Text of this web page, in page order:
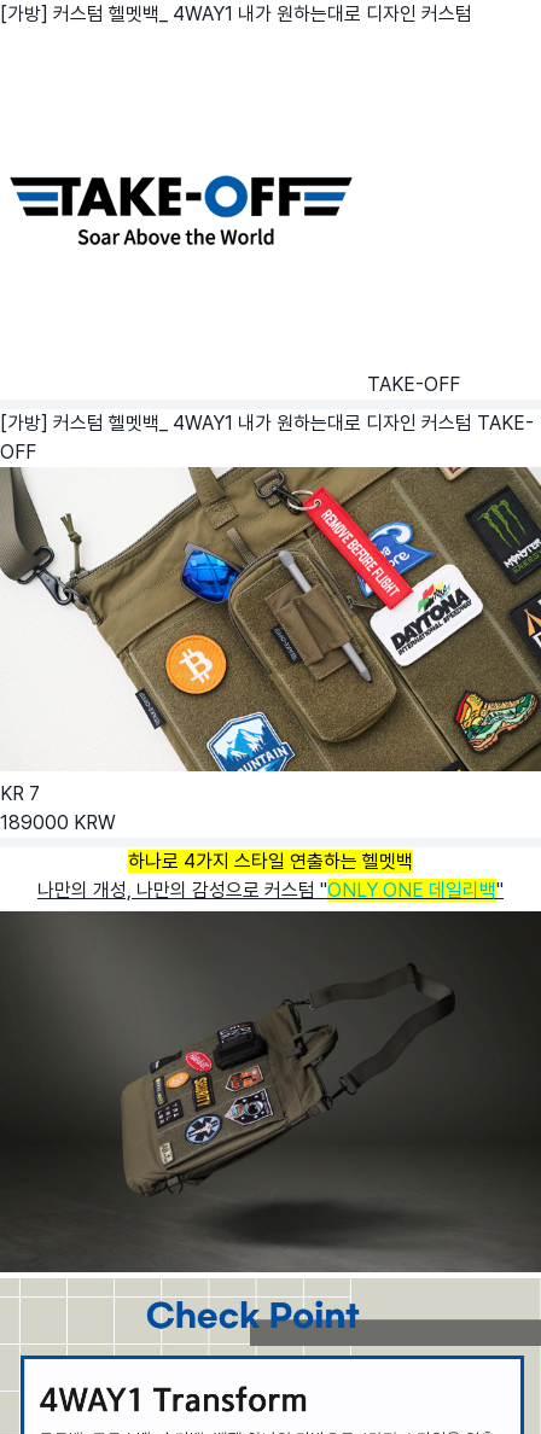
[가방] 커스텀 헬멧백_ 4WAY1 내가 원하는대로 디자인 커스텀
TAKE-OFF
[가방] 커스텀 헬멧백_ 4WAY1 내가 원하는대로 디자인 커스텀 TAKE-
OFF
KR 7
189000 KRW
하나로 4가지 스타일 연출하는 헬멧백
나만의 개성, 나만의 감성으로 커스텀 "ONLY ONE 데일리백"